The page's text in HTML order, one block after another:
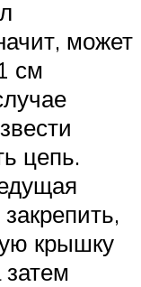
может
см
цепь.
крышку
затем